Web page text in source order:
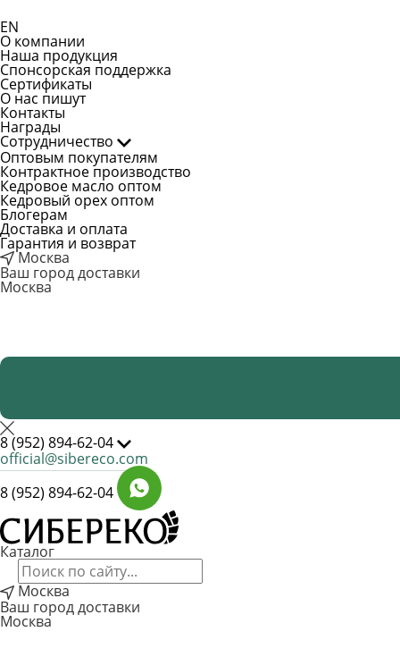
EN
О компании
Наша продукция
Спонсорская поддержка
Сертификаты
О нас пишут
Контакты
Награды
Сотрудничество
Оптовым покупателям
Контрактное производство
Кедровое масло оптом
Кедровый орех оптом
Блогерам
Доставка и оплата
Гарантия и возврат
Москва
Ваш город доставки
Москва
8 (952) 894-62-04
official@sibereco.com
8 (952) 894-62-04
Каталог
Москва
Ваш город доставки
Москва